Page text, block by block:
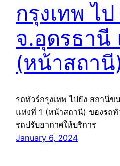
กรุงเทพ ไ
จ.อุดรธานี
(หน้าสถานี)
รถทัวร์กรุงเทพ ไปยัง สถานี
แห่งที่ 1 (หน้าสถานี) ของรถ
รถปรับอากาศให้บริการ
January 6, 2024